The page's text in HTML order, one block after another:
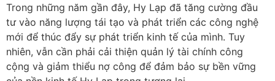
Trong những năm gần đây, Hy Lạp đã tăng cường đầu
tư vào năng lượng tái tạo và phát triển các công nghệ
mới để thúc đẩy sự phát triển kinh tế của mình. Tuy
nhiên, vẫn cần phải cải thiện quản lý tài chính công
cộng và giảm thiểu nợ công để đảm bảo sự bền vững